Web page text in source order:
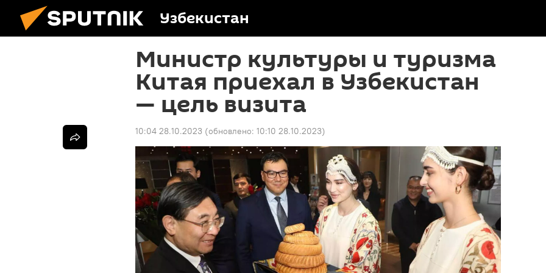
Узбекистан
Министр культуры и туризма
Китая приехал в Узбекистан
— цель визита
10:04 28.10.2023 (обновлено: 10:10 28.10.2023)